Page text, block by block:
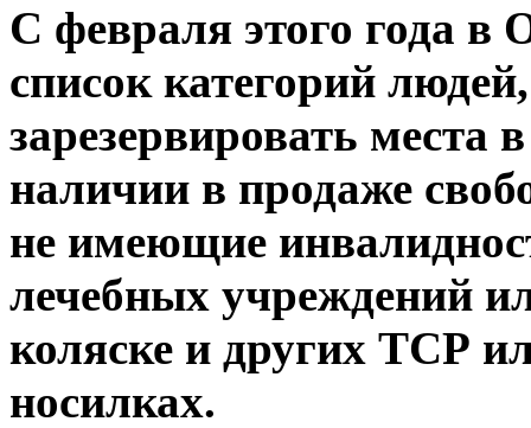
С февраля этого года
список категорий
зарезервировать места
наличии в продаже
не имеющие
лечебных учреждений
коляске и других ТСР
носилках.